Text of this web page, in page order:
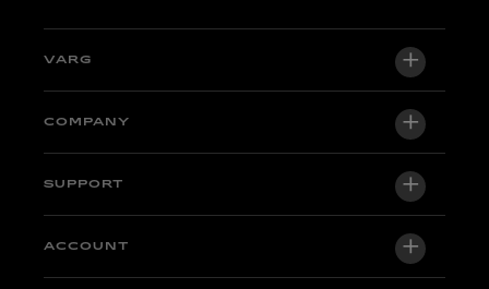
VARG
VARG EX
Factory Edition
Moto in stock
COMPANY
About us
SUPPORT
Centro di supporto
ACCOUNT